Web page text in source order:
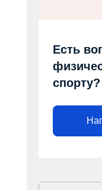
Есть
спорту?